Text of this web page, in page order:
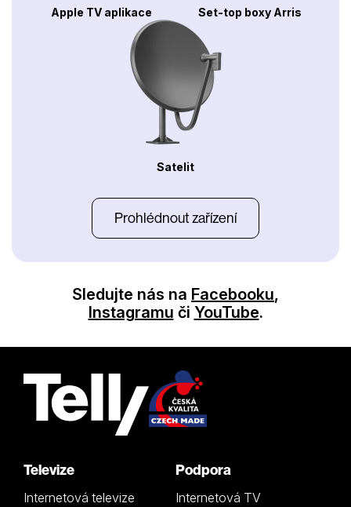
Apple TV aplikace Set-top boxy Arris
Satelit
Prohlédnout zařízení
Sledujte nás na Facebooku,
Instagramu či YouTube.
Televize
Internetová televize
Podpora
Internetová TV